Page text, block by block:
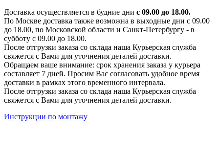
Доставка осуществляется в будние дни с 09.00 до 18.00.
По Москве доставка также возможна в выходные дни с 09.00
до 18.00, по Московской области и Санкт-Петербургу - в
субботу с 09.00 до 18.00.
После отгрузки заказа со склада наша Курьерская служба
свяжется с Вами для уточнения деталей доставки.
Обращаем ваше внимание: срок хранения заказа у курьера
составляет 7 дней. Просим Вас согласовать удобное время
доставки в рамках этого временного интервала.
После отгрузки заказа со склада наша Курьерская служба
свяжется с Вами для уточнения деталей доставки.
Инструкции по монтажу